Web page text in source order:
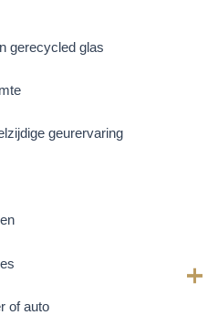
gerecycled glas
geurervaring
of auto